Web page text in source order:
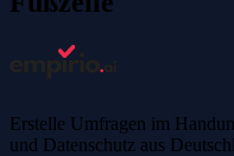
Erstelle Umfragen im
und Datenschutz aus